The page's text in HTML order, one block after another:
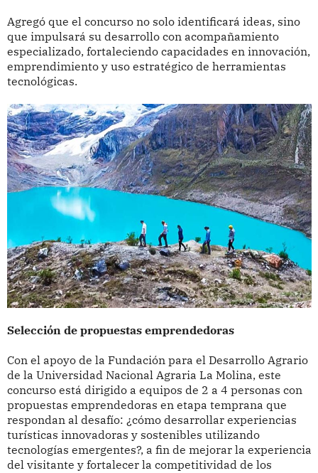
Agregó que el concurso no solo identificará ideas, sino
que impulsará su desarrollo con acompañamiento
especializado, fortaleciendo capacidades en innovación,
emprendimiento y uso estratégico de herramientas
tecnológicas.
Selección de propuestas emprendedoras
Con el apoyo de la Fundación para el Desarrollo Agrario
de la Universidad Nacional Agraria La Molina, este
concurso está dirigido a equipos de 2 a 4 personas con
propuestas emprendedoras en etapa temprana que
respondan al desafío: ¿cómo desarrollar experiencias
turísticas innovadoras y sostenibles utilizando
tecnologías emergentes?, a fin de mejorar la experiencia
del visitante y fortalecer la competitividad de los